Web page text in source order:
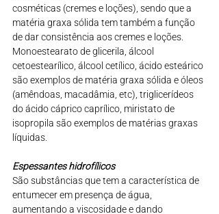
cosméticas (cremes e loções), sendo que a
matéria graxa sólida tem também a função
de dar consistência aos cremes e loções.
Monoestearato de glicerila, álcool
cetoestearílico, álcool cetílico, ácido esteárico
são exemplos de matéria graxa sólida e óleos
(amêndoas, macadâmia, etc), triglicerídeos
do ácido cáprico caprílico, miristato de
isopropila são exemplos de matérias graxas
líquidas.
Espessantes hidrofílicos
São substâncias que tem a característica de
entumecer em presença de água,
aumentando a viscosidade e dando